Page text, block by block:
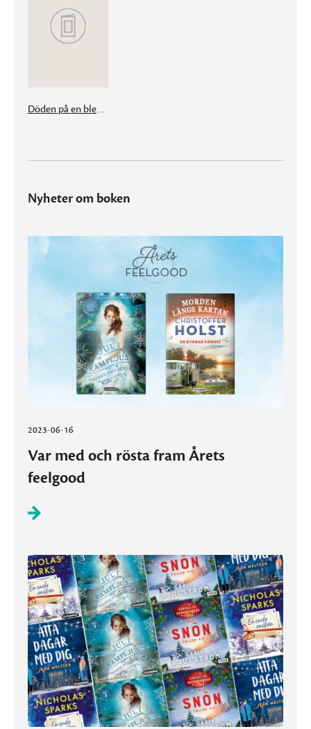
Döden på en blek häst
Nyheter om boken
2023-06-16
Var med och rösta fram Årets
feelgood